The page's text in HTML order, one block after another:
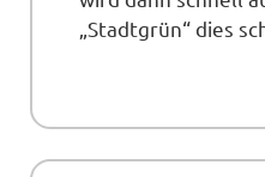
„Stadtgrün“ dies